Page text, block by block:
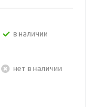
в наличии
Нет в наличии